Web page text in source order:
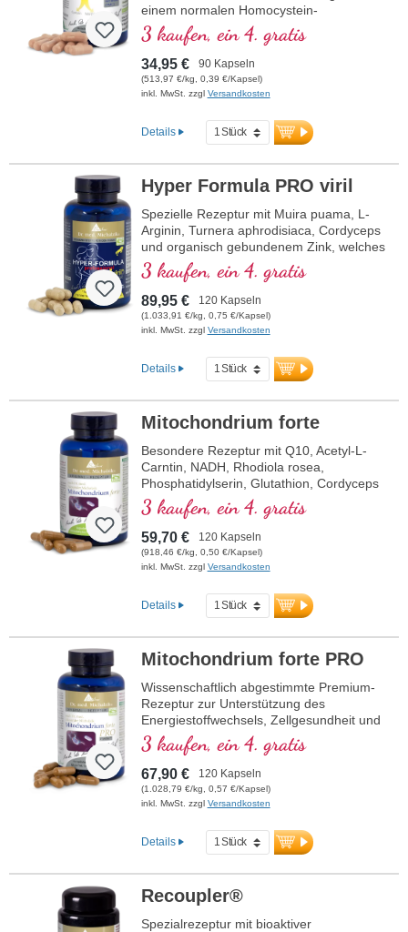
einem normalen Homocystein-
Stoffwechsel bei. Betain muss mit mind.
1,5 g enthalten sein, um eine Wirkung auf
den Homocysteinspiegel zu haben. B-
Vitamine in bioaktiver Form.
3 kaufen, ein 4. gratis
34,95 € 90 Kapseln
(513,97 €/kg, 0,39 €/Kapsel)
inkl. MwSt. zzgl Versandkosten
Details
Hyper Formula PRO viril
Spezielle Rezeptur mit Muira puama, L-
Arginin, Turnera aphrodisiaca, Cordyceps
und organisch gebundenem Zink, welches
zum Erhalt einer normalen
Zeugungsfähigkeit und zu einem
normalen Testosteronspiegel im Blut
beiträgt.
3 kaufen, ein 4. gratis
89,95 € 120 Kapseln
(1.033,91 €/kg, 0,75 €/Kapsel)
inkl. MwSt. zzgl Versandkosten
Details
Mitochondrium forte
Besondere Rezeptur mit Q10, Acetyl-L-
Carntin, NADH, Rhodiola rosea,
Phosphatidylserin, Glutathion, Cordyceps
und Kupfer, welches zu einem normalen
Stoffwechsel zur Energiegewinnung
beiträgt (in Form von ATP in der
Zellatmungskette).
3 kaufen, ein 4. gratis
59,70 € 120 Kapseln
(918,46 €/kg, 0,50 €/Kapsel)
inkl. MwSt. zzgl Versandkosten
Details
Mitochondrium forte PRO
Wissenschaftlich abgestimmte Premium-
Rezeptur zur Unterstützung des
Energiestoffwechsels, Zellgesundheit und
die Zellatmung in den Mitochondrien.
Enthält Resveratrol, OPC, Q10, NADH
und Thiamin zur Förderung des
Energiestoffwechsels sowie bioaktive
Folsäure (Methyltetrahydrofolat), die
Alpha-Liponsäure in der wertvollen
Sodium-R-Lipoat-Form. Vegan,
und über 20 Jahre Erfahrung garantieren
höchste Qualität. Von Ärzten entwickelt.
3 kaufen, ein 4. gratis
67,90 € 120 Kapseln
(1.028,79 €/kg, 0,57 €/Kapsel)
inkl. MwSt. zzgl Versandkosten
Details
Recoupler®
Spezialrezeptur mit bioaktiver